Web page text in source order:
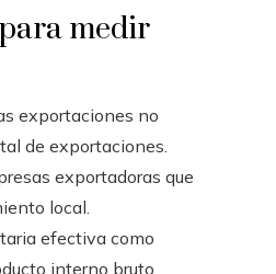
medir
exportaciones no
de exportaciones.
exportadoras que
local.
efectiva como
interno bruto.